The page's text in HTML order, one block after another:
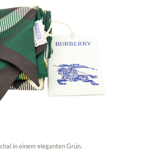
in einem eleganten Grün.